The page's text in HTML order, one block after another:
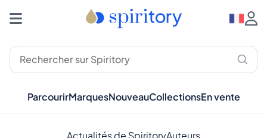
ParcourirMarquesNouveauCollectionsEn vente
Actualités de SpiritoryAuteurs